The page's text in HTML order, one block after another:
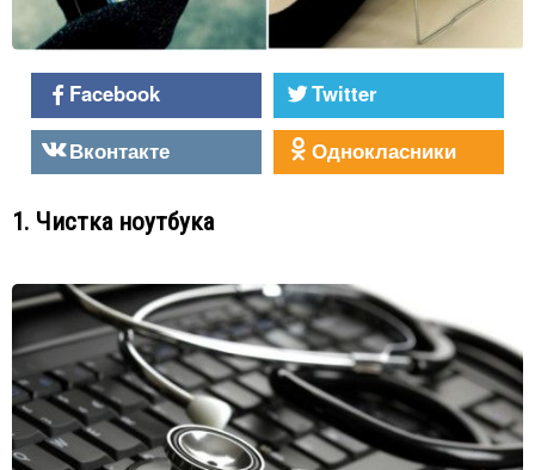
Facebook
Twitter
Вконтакте
Однокласники
1. Чистка ноутбука